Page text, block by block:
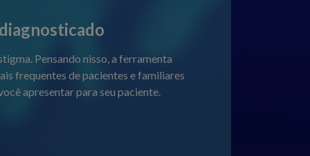
Pensando nisso, a ferramenta
frequentes de pacientes e familiares
apresentar para seu paciente.